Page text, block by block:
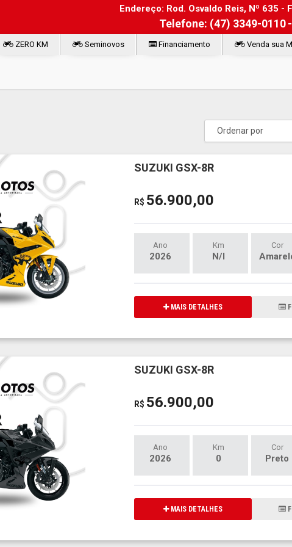
Endereço: Rod. Osvaldo Reis, Nº 635 -
Telefone: (47) 3349-0110
ZERO KM Seminovos Financiamento Venda sua
Ordenar por
SUZUKI GSX-8R
R$ 56.900,00
Ano
2026
Km
N/I
Cor
MAIS DETALHES
SUZUKI GSX-8R
R$ 56.900,00
Ano
2026
Km
0
Cor
Preto
MAIS DETALHES